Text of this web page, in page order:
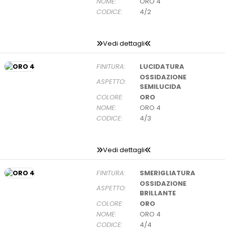
CODICE:
4/2
Vedi dettagli
FINITURA:
LUCIDATURA
ASPETTO:
OSSIDAZIONE
SEMILUCIDA
COLORE:
ORO
NOME:
ORO 4
CODICE:
4/3
Vedi dettagli
FINITURA:
SMERIGLIATURA
ASPETTO:
OSSIDAZIONE
BRILLANTE
COLORE:
ORO
NOME:
ORO 4
CODICE:
4/4